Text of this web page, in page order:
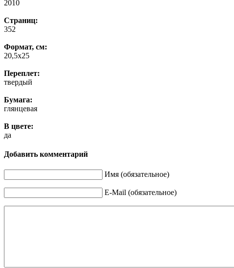
2010
Страниц:
352
Формат, см:
20,5х25
Переплет:
твердый
Бумага:
глянцевая
В цвете:
да
Добавить комментарий
Имя (обязательное)
E-Mail (обязательное)